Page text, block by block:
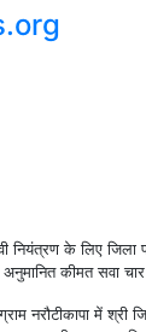
के लिए जिला
कीमत सवा
नरौटीकापा में